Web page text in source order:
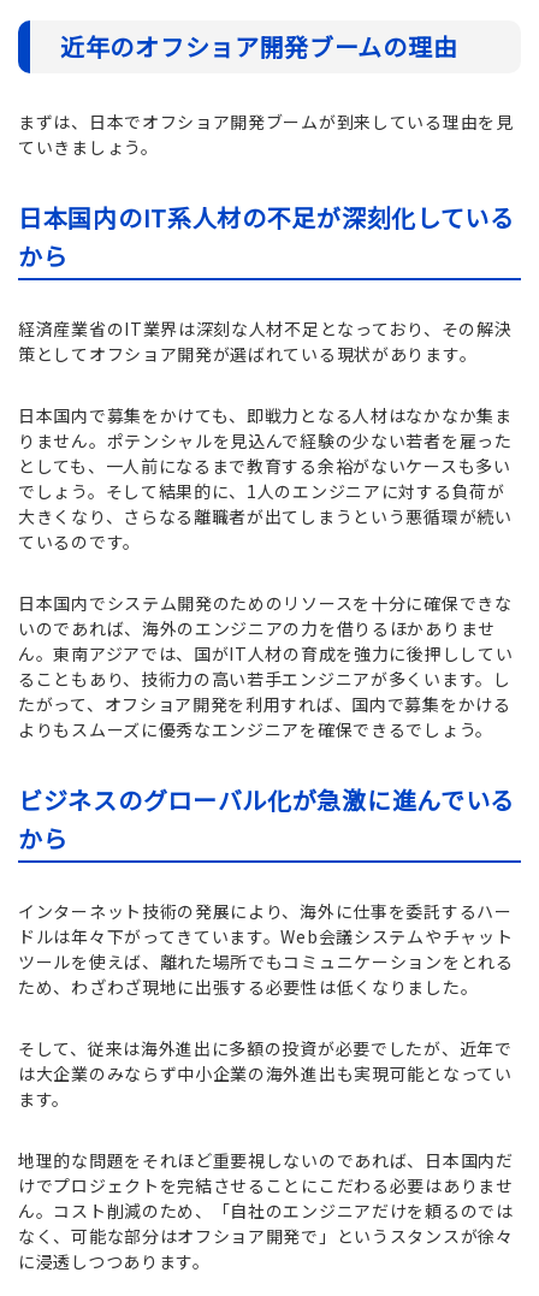
近年のオフショア開発ブームの理由
まずは、日本でオフショア開発ブームが到来している理由を見
ていきましょう。
日本国内のIT系人材の不足が深刻化している
から
経済産業省のIT業界は深刻な人材不足となっており、その解決
策としてオフショア開発が選ばれている現状があります。
日本国内で募集をかけても、即戦力となる人材はなかなか集ま
りません。ポテンシャルを見込んで経験の少ない若者を雇った
としても、一人前になるまで教育する余裕がないケースも多い
でしょう。そして結果的に、1人のエンジニアに対する負荷が
大きくなり、さらなる離職者が出てしまうという悪循環が続い
ているのです。
日本国内でシステム開発のためのリソースを十分に確保できな
いのであれば、海外のエンジニアの力を借りるほかありませ
ん。東南アジアでは、国がIT人材の育成を強力に後押ししてい
ることもあり、技術力の高い若手エンジニアが多くいます。し
たがって、オフショア開発を利用すれば、国内で募集をかける
よりもスムーズに優秀なエンジニアを確保できるでしょう。
ビジネスのグローバル化が急激に進んでいる
から
インターネット技術の発展により、海外に仕事を委託するハー
ドルは年々下がってきています。Web会議システムやチャット
ツールを使えば、離れた場所でもコミュニケーションをとれる
ため、わざわざ現地に出張する必要性は低くなりました。
そして、従来は海外進出に多額の投資が必要でしたが、近年で
は大企業のみならず中小企業の海外進出も実現可能となってい
ます。
地理的な問題をそれほど重要視しないのであれば、日本国内だ
けでプロジェクトを完結させることにこだわる必要はありませ
ん。コスト削減のため、「自社のエンジニアだけを頼るのでは
なく、可能な部分はオフショア開発で」というスタンスが徐々
に浸透しつつあります。